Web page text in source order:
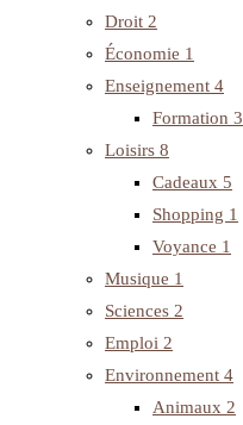
Droit 2
Économie 1
Enseignement 4
Formation 3
Loisirs 8
Cadeaux 5
Shopping 1
Voyance 1
Musique 1
Sciences 2
Emploi 2
Environnement 4
Animaux 2